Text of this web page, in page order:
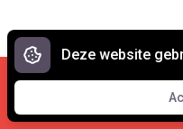
Cookies en
© 2007 -